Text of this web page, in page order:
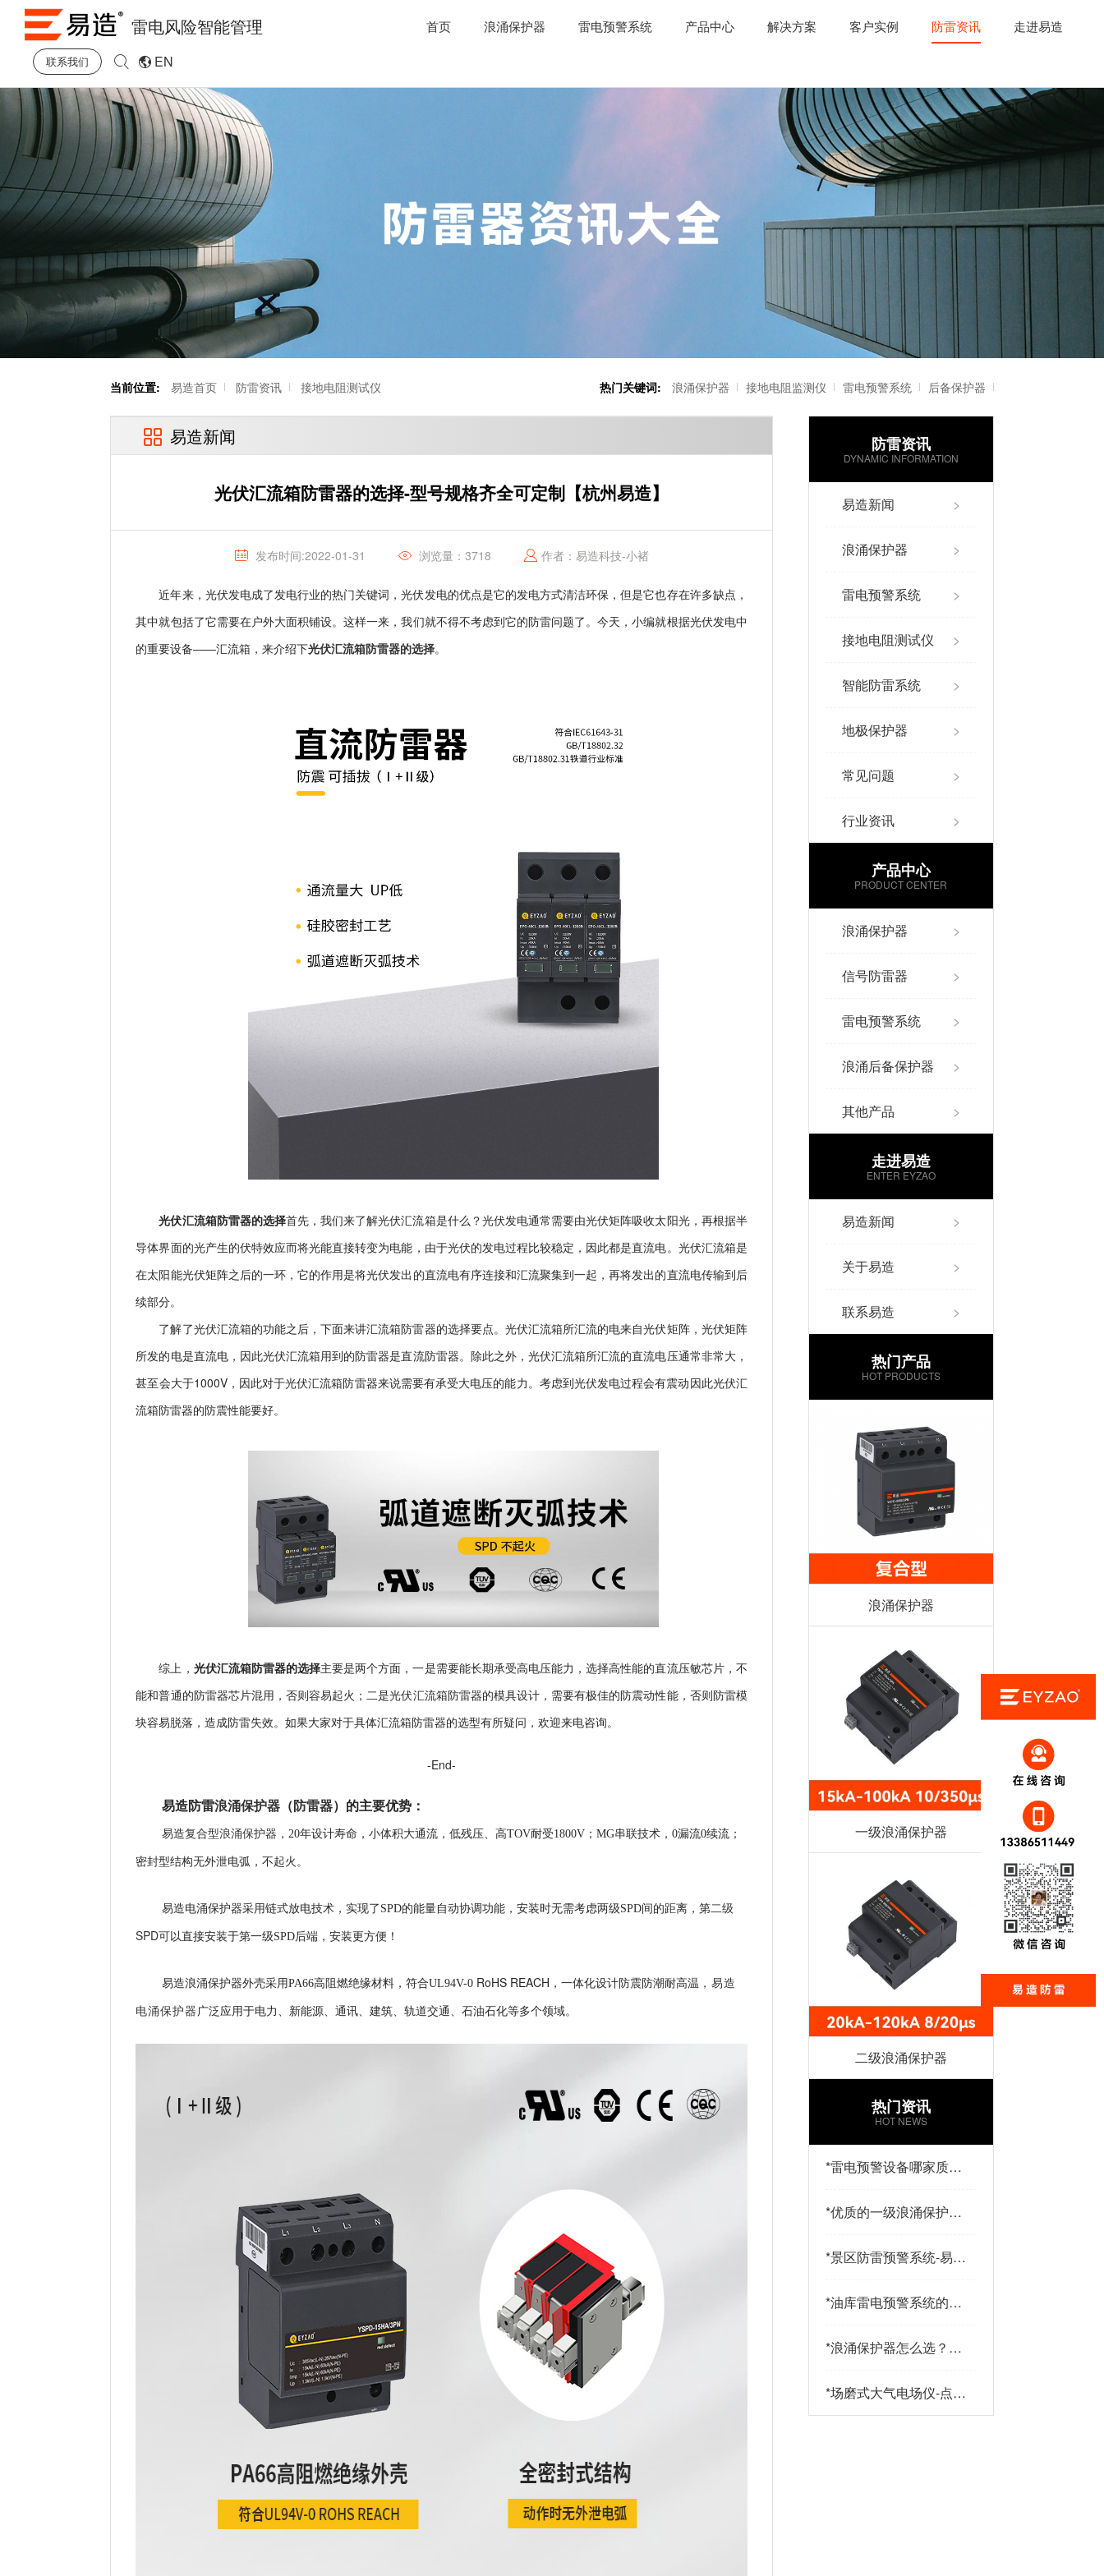
雷电风险智能管理 首页 浪涌保护器 雷电预警系统 产品中心 解决方案 客户实例 防雷资讯 走进易造
联系我们 EN
当前位置: 易造首页 防雷资讯 接地电阻测试仪 热门关键词: 浪涌保护器 接地电阻监测仪 雷电预警系统 后备保护器
雷电记录仪 智能防雷系统
易造新闻
光伏汇流箱防雷器的选择-型号规格齐全可定制【杭州易造】
发布时间:2022-01-31 浏览量：3718 作者：易造科技-小褚
近年来，光伏发电成了发电行业的热门关键词，光伏发电的优点是它的发电方式清洁环保，但是它也存在许多缺点，
其中就包括了它需要在户外大面积铺设。这样一来，我们就不得不考虑到它的防雷问题了。今天，小编就根据光伏发电中
的重要设备——汇流箱，来介绍下光伏汇流箱防雷器的选择。
光伏汇流箱防雷器的选择首先，我们来了解光伏汇流箱是什么？光伏发电通常需要由光伏矩阵吸收太阳光，再根据半
导体界面的光产生的伏特效应而将光能直接转变为电能，由于光伏的发电过程比较稳定，因此都是直流电。光伏汇流箱是
在太阳能光伏矩阵之后的一环，它的作用是将光伏发出的直流电有序连接和汇流聚集到一起，再将发出的直流电传输到后
续部分。
了解了光伏汇流箱的功能之后，下面来讲汇流箱防雷器的选择要点。光伏汇流箱所汇流的电来自光伏矩阵，光伏矩阵
所发的电是直流电，因此光伏汇流箱用到的防雷器是直流防雷器。除此之外，光伏汇流箱所汇流的直流电压通常非常大，
甚至会大于1000V，因此对于光伏汇流箱防雷器来说需要有承受大电压的能力。考虑到光伏发电过程会有震动因此光伏汇
流箱防雷器的防震性能要好。
综上， 光伏汇流箱防雷器的选择主要是两个方面，一是需要能长期承受高电压能力，选择高性能的直流压敏芯片，不
能和普通的防雷器芯片混用，否则容易起火；二是光伏汇流箱防雷器的模具设计，需要有极佳的防震动性能，否则防雷模
块容易脱落，造成防雷失效。如果大家对于具体汇流箱防雷器的选型有所疑问，欢迎来电咨询。
-End-
易造防雷浪涌保护器 （防雷器） 的主要优势 ：
易造复合型浪涌保护器 ，20年设计寿命，小体积大通流，低残压、高TOV耐受1800V；MG串联技术，0漏流0续流；
密封型结构无外泄电弧，不起火。
易造电涌保护器采用链式放电技术，实现了SPD的能量自动协调功能，安装时无需考虑两级SPD间的距离，第二级
SPD可以直接安装于第一级SPD后端，安装更方便！
易造浪涌保护器外壳采用PA66高阻燃绝缘材料，符合UL94V-0 RoHS REACH ，一体化设计防震防潮耐高温 ，易造
电涌保护器 广泛应用于电力、新能源、通讯、建筑、轨道交通、石油石化等多个领域。
防雷资讯
DYNAMIC INFORMATION
易造新闻 >
浪涌保护器 >
雷电预警系统 >
接地电阻测试仪 >
智能防雷系统 >
地极保护器 >
常见问题 >
行业资讯 >
产品中心
PRODUCT CENTER
浪涌保护器 >
信号防雷器 >
雷电预警系统 >
浪涌后备保护器 >
其他产品 >
走进易造
ENTER EYZAO
易造新闻 >
关于易造 >
联系易造 >
热门产品
HOT PRODUCTS
浪涌保护器
一级浪涌保护器
二级浪涌保护器
热门资讯
HOT NEWS
*雷电预警设备哪家质量
*优质的一级浪涌保护器
防雷
*景区防雷预警系统-易造
*油库雷电预警系统的传
看-易造
*浪涌保护器怎么选？三
策略助您精准选型-易造
*场磨式大气电场仪-点击
了解更多-易造